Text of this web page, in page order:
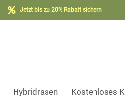
Jetzt bis zu 20% Rabatt sichern
Hybridrasen Kostenloses